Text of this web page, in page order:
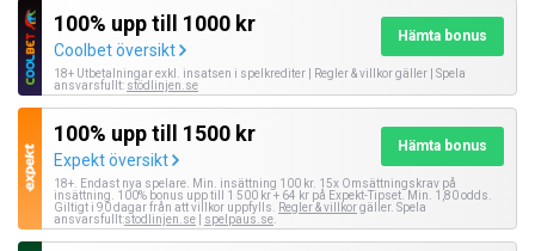
100% upp till 1000 kr
Coolbet översikt
Hämta bonus
18+ Utbetalningar exkl. insatsen i spelkrediter | Regler & villkor gäller | Spela
ansvarsfullt: stödlinjen.se
100% upp till 1500 kr
Expekt översikt
Hämta bonus
18+. Endast nya spelare. Min. insättning 100 kr. 15x Omsättningskrav på
insättning. 100% bonus upp till 1 500 kr + 64 kr på Expekt-Tipset. Min. 1,80 odds.
Giltigt i 90 dagar från att villkor uppfylls.
Regler & villkorgäller. Spela
ansvarsfullt:stodlinjen.se spelpaus.se